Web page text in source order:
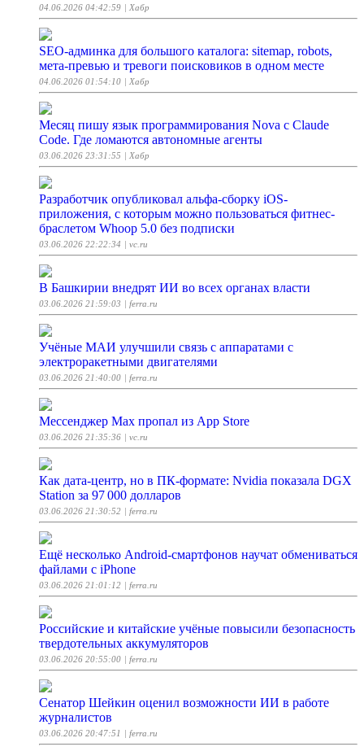
04.06.2026 04:42:59 | Хабр
SEO-админка для большого каталога: sitemap, robots,
мета-превью и тревоги поисковиков в одном месте
04.06.2026 01:54:10 | Хабр
Месяц пишу язык программирования Nova с Claude
Code. Где ломаются автономные агенты
03.06.2026 23:31:55 | Хабр
Разработчик опубликовал альфа-сборку iOS-
приложения, с которым можно пользоваться фитнес-
браслетом Whoop 5.0 без подписки
03.06.2026 22:22:34 | vc.ru
В Башкирии внедрят ИИ во всех органах власти
03.06.2026 21:59:03 | ferra.ru
Учёные МАИ улучшили связь с аппаратами с
электроракетными двигателями
03.06.2026 21:40:00 | ferra.ru
Мессенджер Max пропал из App Store
03.06.2026 21:35:36 | vc.ru
Как дата-центр, но в ПК-формате: Nvidia показала DGX
Station за 97 000 долларов
03.06.2026 21:30:52 | ferra.ru
Ещё несколько Android-смартфонов научат обмениваться
файлами с iPhone
03.06.2026 21:01:12 | ferra.ru
Российские и китайские учёные повысили безопасность
твердотельных аккумуляторов
03.06.2026 20:55:00 | ferra.ru
Сенатор Шейкин оценил возможности ИИ в работе
журналистов
03.06.2026 20:47:51 | ferra.ru